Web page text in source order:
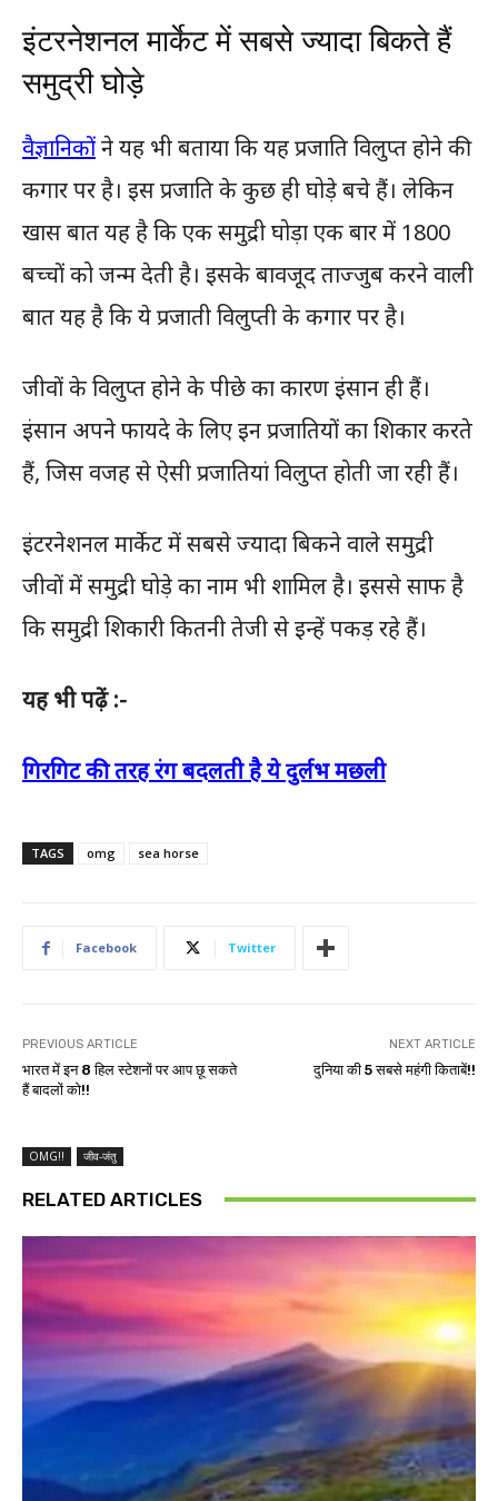
इंटरनेशनल मार्केट में सबसे ज्यादा बिकते हैं
समुद्री घोड़े
वैज्ञानिकोंने यह भी बताया कि यह प्रजाति विलुप्त होने की
कगार पर है। इस प्रजाति के कुछ ही घोड़े बचे हैं। लेकिन
खास बात यह है कि एक समुद्री घोड़ा एक बार में 1800
बच्चों को जन्म देती है। इसके बावजूद ताज्जुब करने वाली
बात यह है कि ये प्रजाती विलुप्ती के कगार पर है।
जीवों के विलुप्त होने के पीछे का कारण इंसान ही हैं।
इंसान अपने फायदे के लिए इन प्रजातियों का शिकार करते
हैं, जिस वजह से ऐसी प्रजातियां विलुप्त होती जा रही हैं।
इंटरनेशनल मार्केट में सबसे ज्यादा बिकने वाले समुद्री
जीवों में समुद्री घोड़े का नाम भी शामिल है। इससे साफ है
कि समुद्री शिकारी कितनी तेजी से इन्हें पकड़ रहे हैं।
यह भी पढ़ें :-
गिरगिट की तरह रंग बदलती है ये दुर्लभ मछली
TAGS omg sea horse
Facebook Twitter
PREVIOUS ARTICLE
भारत में इन 8 हिल स्टेशनों पर आप छू सकते
हैं बादलों को!!
NEXT ARTICLE
दुनिया की 5 सबसे महंगी किताबें!!
OMG!! जीव-जंतु
RELATED ARTICLES